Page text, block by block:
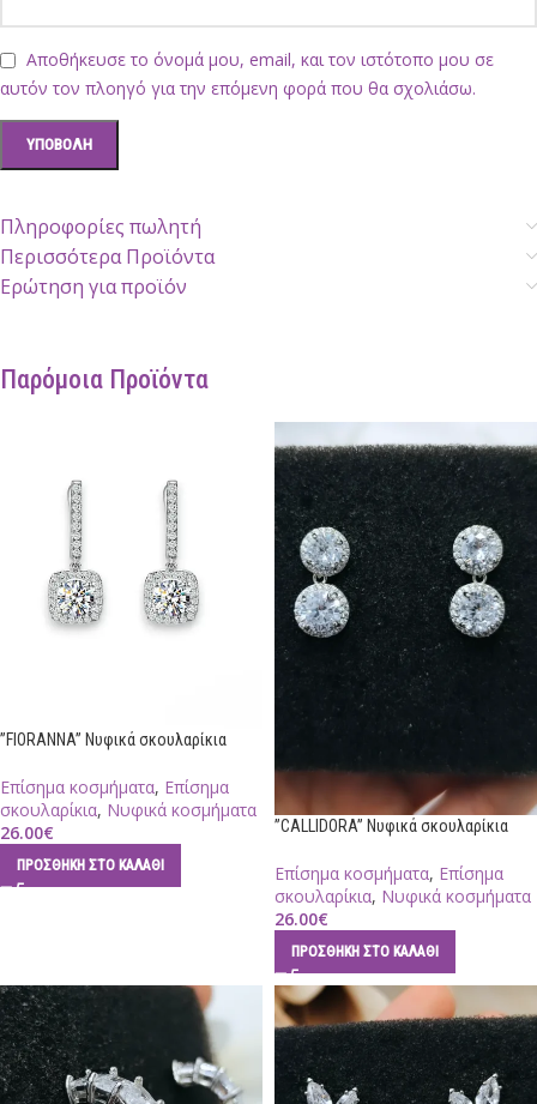
Αποθήκευσε το όνομά μου, email, και τον ιστότοπο μου σε
αυτόν τον πλοηγό για την επόμενη φορά που θα σχολιάσω.
Πληροφορίες πωλητή
Περισσότερα Προϊόντα
Ερώτηση για προϊόν
Παρόμοια Προϊόντα
”FIORANNA” Νυφικά σκουλαρίκια
Επίσημα κοσμήματα, Επίσημα
σκουλαρίκια, Νυφικά κοσμήματα
26.00€
ΠΡΟΣΘΉΚΗ ΣΤΟ ΚΑΛΆΘΙ
”CALLIDORA” Νυφικά σκουλαρίκια
Επίσημα κοσμήματα, Επίσημα
σκουλαρίκια, Νυφικά κοσμήματα
26.00€
ΠΡΟΣΘΉΚΗ ΣΤΟ ΚΑΛΆΘΙ